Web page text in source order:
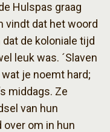
Hulspas graag
vindt dat het woord
dat de koloniale tijd
leuk was. ´Slaven
je noemt hard;
middags. Ze
van hun
over om in hun